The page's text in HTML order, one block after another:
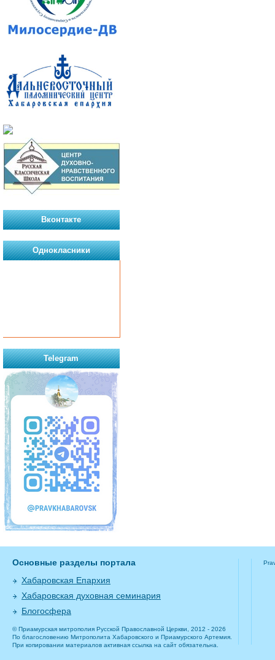
Вконтакте
Однокласники
Telegram
Основные разделы портала
Хабаровская Епархия
Хабаровская духовная семинария
Блогосфера
© Приамурская митрополия Русской Православной Церкви, 2012 - 2026
По благословению Митрополита Хабаровского и Приамурского Артемия.
При копировании материалов активная ссылка на сайт обязательна.